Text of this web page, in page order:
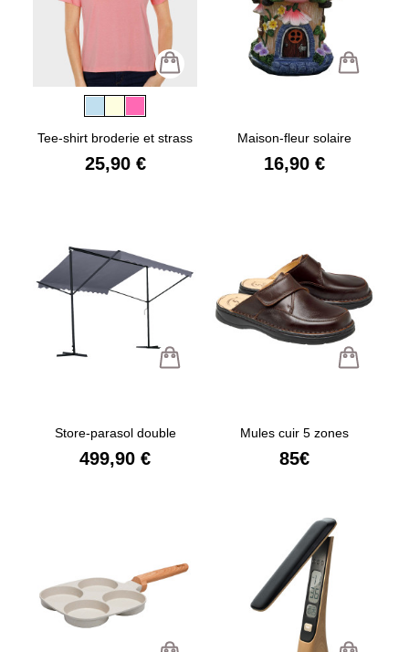
Tee-shirt broderie et strass
25,90 €
Maison-fleur solaire
16,90 €
Store-parasol double
499,90 €
Mules cuir 5 zones
85€